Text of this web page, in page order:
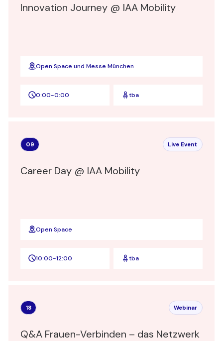
Innovation Journey @ IAA Mobility
Open Space und Messe München
0:00-0:00 tba
09 Live Event
Career Day @ IAA Mobility
Open Space
10:00-12:00 tba
18 Webinar
Q&A Frauen-Verbinden – das Netzwerk